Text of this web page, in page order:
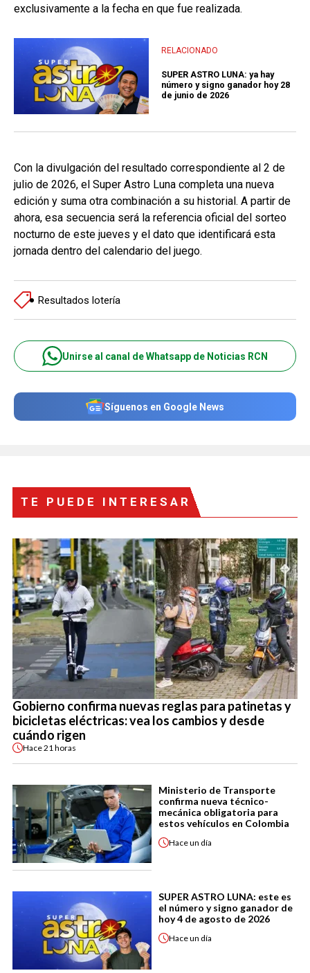
exclusivamente a la fecha en que fue realizada.
RELACIONADO
SUPER ASTRO LUNA: ya hay
número y signo ganador hoy 28
de junio de 2026
Con la divulgación del resultado correspondiente al 2 de
julio de 2026, el Super Astro Luna completa una nueva
edición y suma otra combinación a su historial. A partir de
ahora, esa secuencia será la referencia oficial del sorteo
nocturno de este jueves y el dato que identificará esta
jornada dentro del calendario del juego.
Resultados lotería
Unirse al canal de Whatsapp de Noticias RCN
Síguenos en Google News
TE PUEDE INTERESAR
Gobierno confirma nuevas reglas para patinetas y
bicicletas eléctricas: vea los cambios y desde
cuándo rigen
Hace21 horas
Ministerio de Transporte
confirma nueva técnico-
mecánica obligatoria para
estos vehículos en Colombia
Haceun día
SUPER ASTRO LUNA: este es
el número y signo ganador de
hoy 4 de agosto de 2026
Haceun día